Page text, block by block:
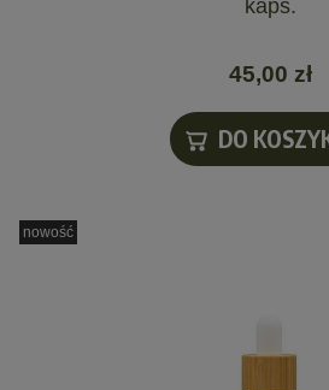
kaps.
45,00 zł
DO
nowość